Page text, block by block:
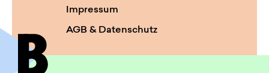
Impressum
AGB & Datenschutz